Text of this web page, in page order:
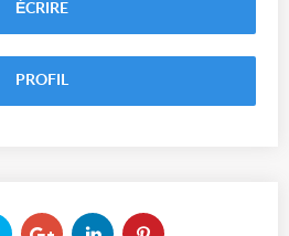
ÉCRIRE
PROFIL